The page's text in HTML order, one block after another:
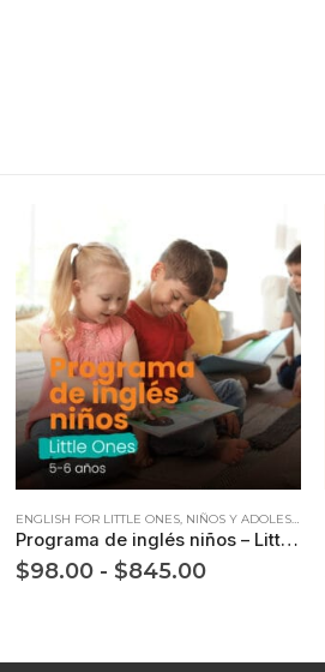
Este producto tiene múltiples variantes. Las opciones se pueden elegir en la página de producto
ENGLISH FOR LITTLE ONES, NIÑOS Y ADOLESCENTES
Programa de inglés niños – Little Ones (5 y 6 años)
$98.00 - $845.00Rango
$98.00